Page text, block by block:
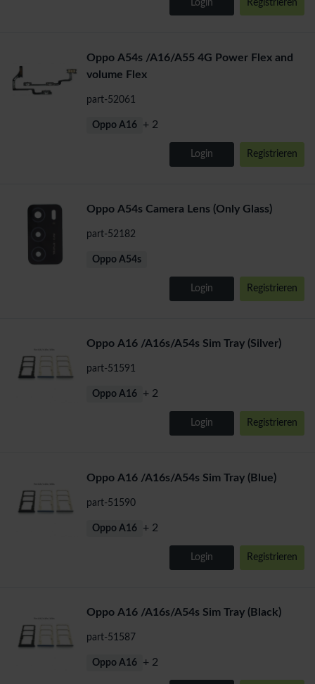
Login Registrieren
Oppo A54s /A16/A55 4G Power Flex and
volume Flex
part-52061
Oppo A16 + 2
Login Registrieren
Oppo A54s Camera Lens (Only Glass)
part-52182
Oppo A54s
Login Registrieren
Oppo A16 /A16s/A54s Sim Tray (Silver)
part-51591
Oppo A16 + 2
Login Registrieren
Oppo A16 /A16s/A54s Sim Tray (Blue)
part-51590
Oppo A16 + 2
Login Registrieren
Oppo A16 /A16s/A54s Sim Tray (Black)
part-51587
Oppo A16 + 2